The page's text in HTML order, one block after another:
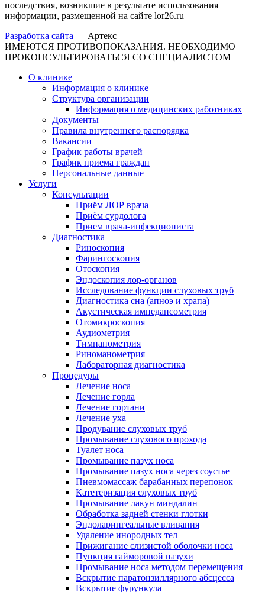
последствия, возникшие в результате использования
информации, размещенной на сайте lor26.ru
Разработка сайта — Артекс
ИМЕЮТСЯ ПРОТИВОПОКАЗАНИЯ. НЕОБХОДИМО
ПРОКОНСУЛЬТИРОВАТЬСЯ СО СПЕЦИАЛИСТОМ
О клинике
Информация о клинике
Структура организации
Информация о медицинских работниках
Документы
Правила внутреннего распорядка
Вакансии
График работы врачей
График приема граждан
Персональные данные
Услуги
Консультации
Приём ЛОР врача
Приём сурдолога
Прием врача-инфекциониста
Диагностика
Риноскопия
Фарингоскопия
Отоскопия
Эндоскопия лор-органов
Исследование функции слуховых труб
Диагностика сна (апноэ и храпа)
Акустическая импедансометрия
Отомикроскопия
Аудиометрия
Тимпанометрия
Риноманометрия
Лабораторная диагностика
Процедуры
Лечение носа
Лечение горла
Лечение гортани
Лечение уха
Продувание слуховых труб
Промывание слухового прохода
Туалет носа
Промывание пазух носа
Промывание пазух носа через соустье
Пневмомассаж барабанных перепонок
Катетеризация слуховых труб
Промывание лакун миндалин
Обработка задней стенки глотки
Эндоларингеальные вливания
Удаление инородных тел
Прижигание слизистой оболочки носа
Пункция гайморовой пазухи
Промывание носа методом перемещения
Вскрытие паратонзиллярного абсцесса
Вскрытие фурункула